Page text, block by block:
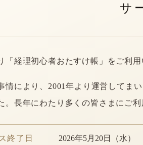
サ
「経理初心者おたすけ帳」をご利
情により、2001年より運営してま
。長年にわたり多くの皆さまにご
終了日 2026年5月20日（水）